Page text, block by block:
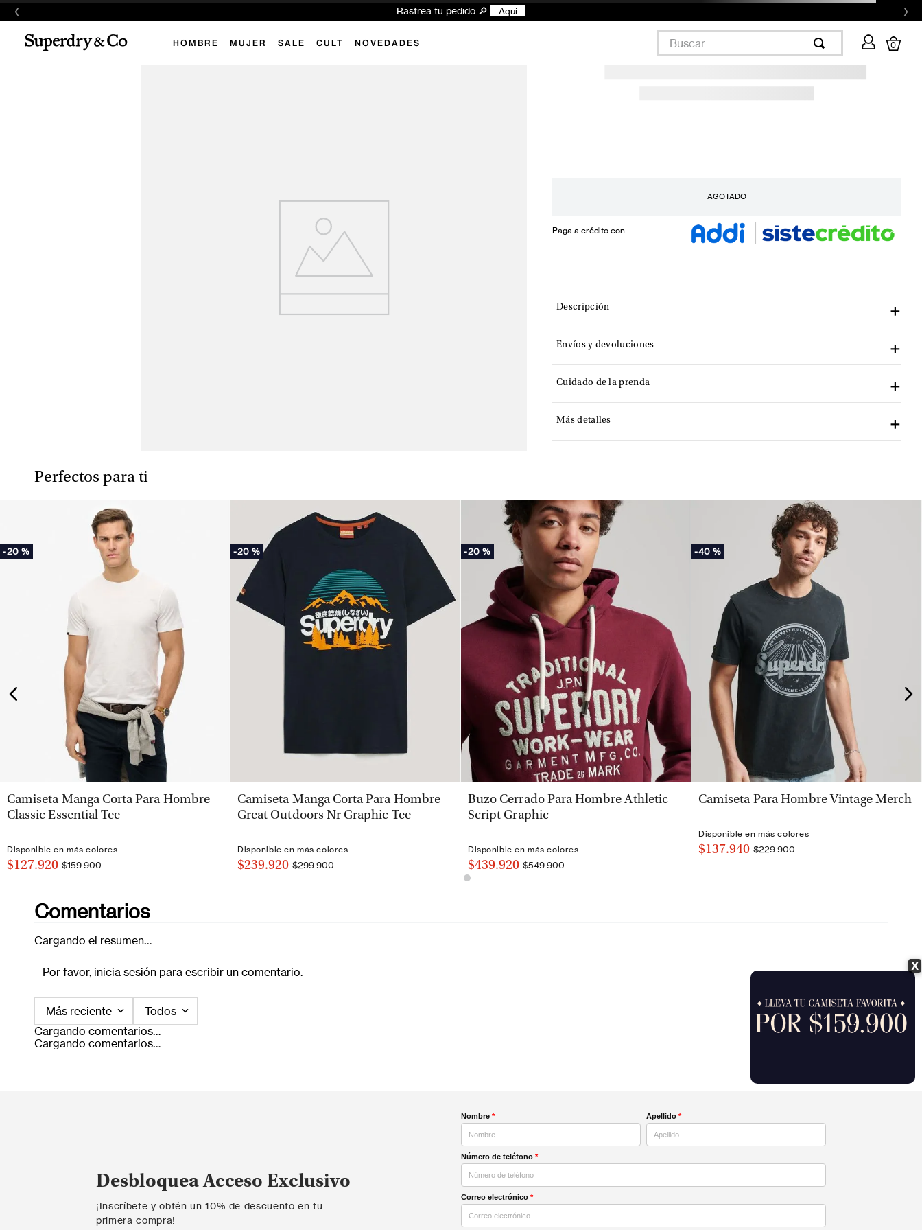
‹ Rastrea tu pedido 🔎 Aquí ›
HOMBRE MUJER SALE CULT NOVEDADES
Buscar
0
X
AGOTADO
Paga a crédito con
Descripción
Envíos y devoluciones
Cuidado de la prenda
Más detalles
Perfectos para ti
-20 %
VISTA RÁPIDA
Camiseta Manga Corta Para Hombre
Classic Essential Tee
Disponible en más colores
$127.920 $159.900
-20 %
VISTA RÁPIDA
Camiseta Manga Corta Para Hombre
Great Outdoors Nr Graphic Tee
Disponible en más colores
$239.920 $299.900
-20 %
VISTA RÁPIDA
Buzo Cerrado Para Hombre Athletic
Script Graphic
Disponible en más colores
$439.920 $549.900
-40 %
VISTA RÁPIDA
Camiseta Para Hombre Vintage Merch
Disponible en más colores
$137.940 $229.900
Comentarios
Cargando el resumen…
Por favor, inicia sesión para escribir un comentario.
Más reciente
Todos
Cargando comentarios…
Cargando comentarios…
Desbloquea Acceso Exclusivo
¡Inscríbete y obtén un 10% de descuento en tu
primera compra!
Nombre * Apellido *
Número de teléfono *
Correo electrónico *